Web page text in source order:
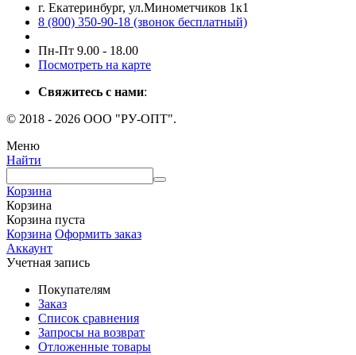
г. Екатеринбург, ул.Минометчиков 1к1
8 (800) 350-90-18 (звонок бесплатный)
Пн-Пт 9.00 - 18.00
Посмотреть на карте
Свяжитесь с нами:
© 2018 - 2026 ООО "РУ-ОПТ".
Меню
Найти
Корзина
Корзина
Корзина пуста
Корзина Оформить заказ
Аккаунт
Учетная запись
Покупателям
Заказ
Список сравнения
Запросы на возврат
Отложенные товары